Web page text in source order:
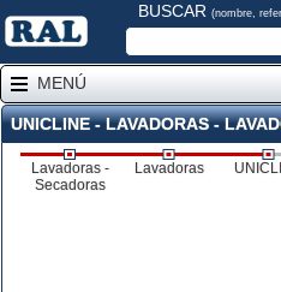
BUSCAR (nombre,
MENÚ
UNICLINE - LAVADORAS -
Lavadoras -
Secadoras
Lavadoras